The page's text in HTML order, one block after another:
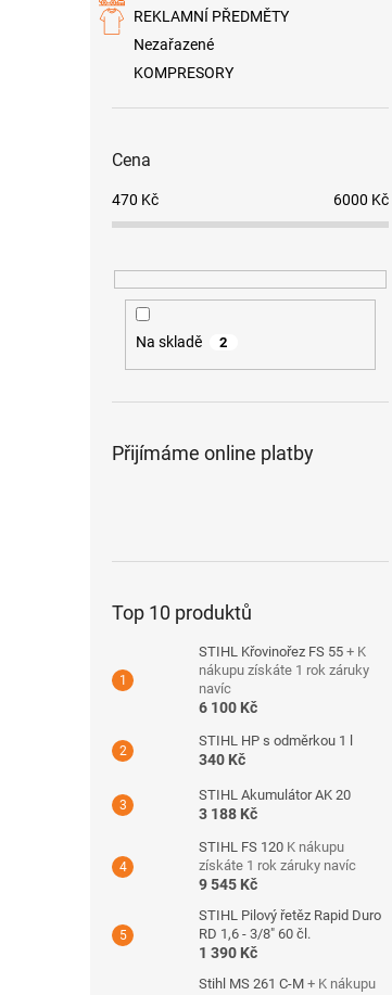
REKLAMNÍ PŘEDMĚTY
Nezařazené
KOMPRESORY
Cena
470 Kč 6000 Kč
Na skladě 2
Přijímáme online platby
Top 10 produktů
STIHL Křovinořez FS 55 + K
nákupu získáte 1 rok záruky
navíc
6 100 Kč
STIHL HP s odměrkou 1 l
340 Kč
STIHL Akumulátor AK 20
3 188 Kč
STIHL FS 120 K nákupu
získáte 1 rok záruky navíc
9 545 Kč
STIHL Pilový řetěz Rapid Duro
RD 1,6 - 3/8" 60 čl.
1 390 Kč
Stihl MS 261 C-M + K nákupu